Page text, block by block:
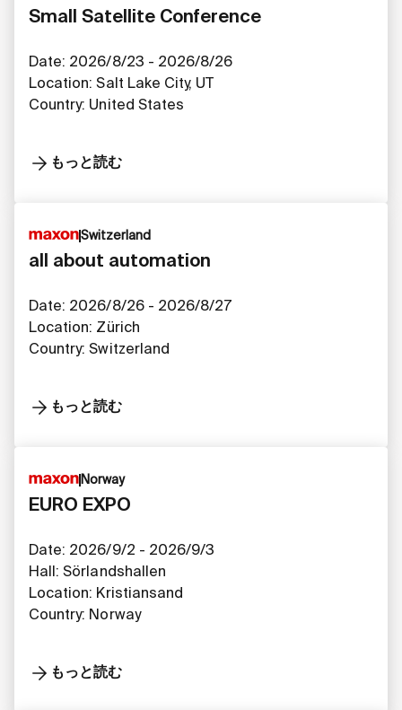
Small Satellite Conference
Date: 2026/8/23 - 2026/8/26
Location: Salt Lake City, UT
Country: United States
もっと読む
Switzerland
all about automation
Date: 2026/8/26 - 2026/8/27
Location: Zürich
Country: Switzerland
もっと読む
Norway
EURO EXPO
Date: 2026/9/2 - 2026/9/3
Hall: Sörlandshallen
Location: Kristiansand​​​​​​​​​​​​​​
Country: Norway
もっと読む